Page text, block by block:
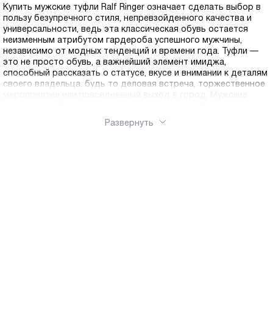
Купить мужские туфли Ralf Ringer означает сделать выбор в
пользу безупречного стиля, непревзойденного качества и
универсальности, ведь эта классическая обувь остается
неизменным атрибутом гардероба успешного мужчины,
независимо от модных тенденций и времени года. Туфли —
это не просто обувь, а важнейший элемент имиджа,
способный рассказать о статусе, вкусе и внимании к деталям
своего владельца, будь то деловая встреча, торжественное
моделями для любого сезона. Летние туфли выполнены из
Развернуть